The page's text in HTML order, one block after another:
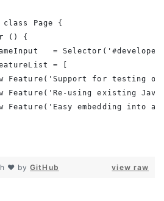
Page {
() {
=
= [
Feature('Support for testing
Feature('Re-using existing
Feature('Easy embedding into a
view raw
❤ byGitHub